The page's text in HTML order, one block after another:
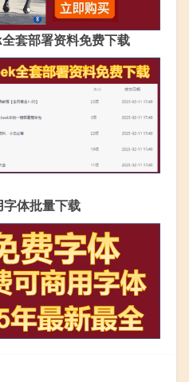
套部署资料免费下载
体批量下载